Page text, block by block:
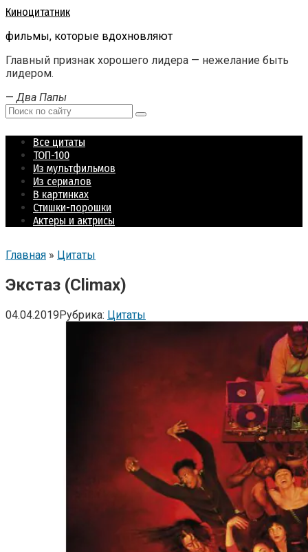
Перейти
контенту
Киноцитатник
фильмы, которые вдохновляют
Главный признак хорошего лидера — нежелание быть
лидером.
—Два Папы
Поиск:
Все цитаты
ТОП-100
Из мультфильмов
Из сериалов
В картинках
Стишки-порошки
Актеры и актрисы
Главная » Цитаты
Экстаз (Climax)
04.04.2019Рубрика: Цитаты